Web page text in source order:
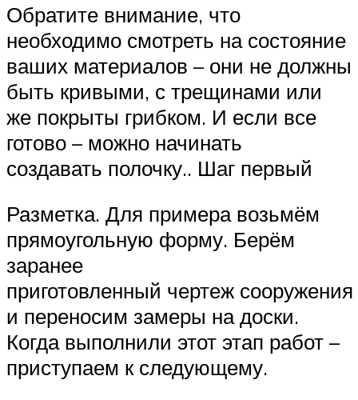
Обратите внимание, что
необходимо смотреть на состояние
ваших материалов – они не должны
быть кривыми, с трещинами или
же покрыты грибком. И если все
готово – можно начинать
создавать полочку.. Шаг первый
Разметка. Для примера возьмём
прямоугольную форму. Берём
заранее
приготовленный чертеж сооружения
и переносим замеры на доски.
Когда выполнили этот этап работ –
приступаем к следующему.